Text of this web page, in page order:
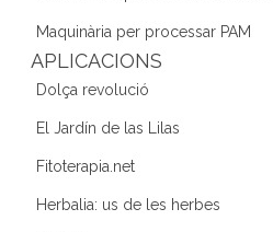
o
k
Maquinària per processar PAM
APLICACIONS
Dolça revolució
El Jardín de las Lilas
Fitoterapia.net
Herbalia: us de les herbes